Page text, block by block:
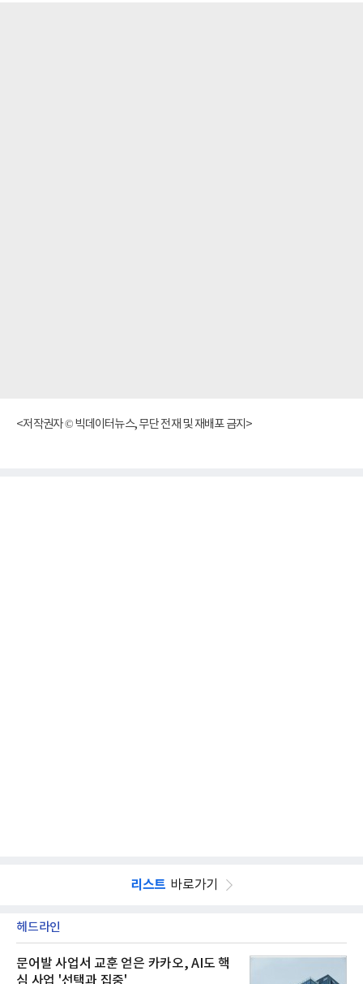
<저작권자 © 빅데이터뉴스, 무단 전재 및 재배포 금지>
리스트 바로가기
헤드라인
문어발 사업서 교훈 얻은 카카오, AI도 핵